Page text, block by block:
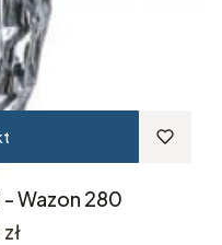
Wazon 280